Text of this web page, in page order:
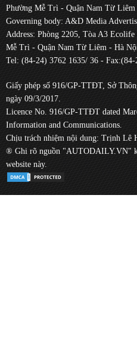
Phường Mễ Trì - Quận Nam Từ
Governing body: A&D Media
Address: Phòng 2205, Tòa A3
Mễ Trì - Quận Nam Từ Liêm - Hà
Tel: (84-24) 3762 1635/ 36 - Fax:(84-
Giấy phép số 916/GP-TTĐT, Sở
ngày 09/3/2017.
Licence No. 916/GP-TTĐT dated
Information and Communications.
Chịu trách nhiệm nội dung: Trịnh Lê
® Ghi rõ nguồn "AUTODAILY.VN"
website này.